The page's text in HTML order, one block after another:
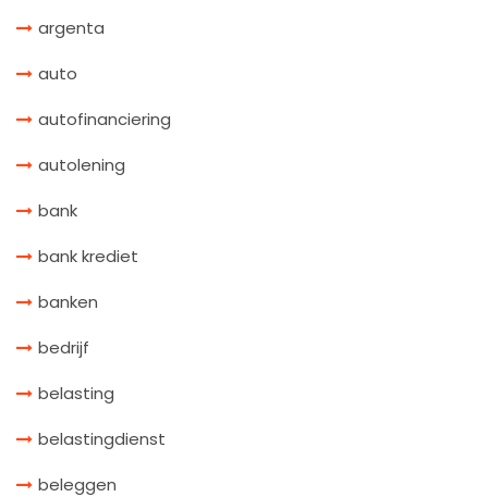
argenta
auto
autofinanciering
autolening
bank
bank krediet
banken
bedrijf
belasting
belastingdienst
beleggen